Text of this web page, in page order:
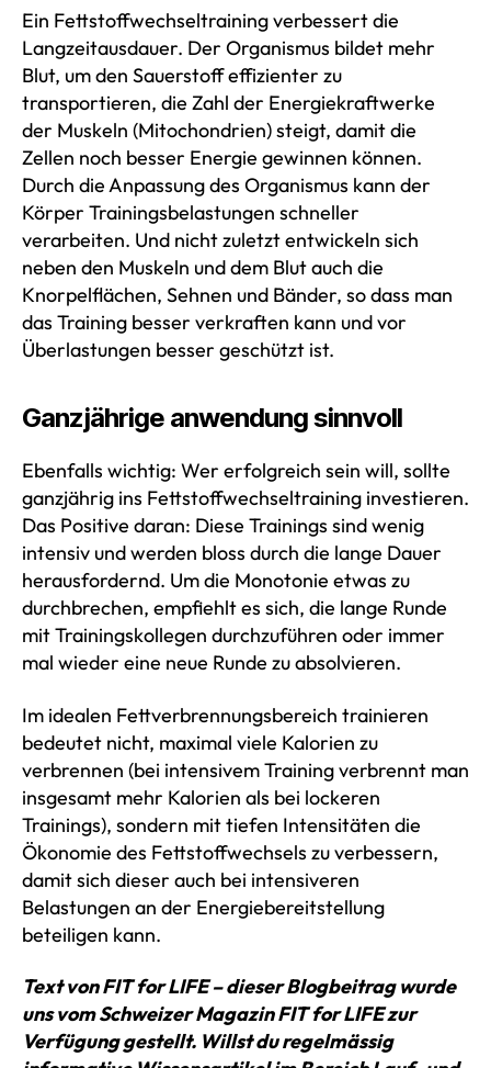
Ein Fettstoffwechseltraining verbessert die
Langzeitausdauer. Der Organismus bildet mehr
Blut, um den Sauerstoff effizienter zu
transportieren, die Zahl der Energiekraftwerke
der Muskeln (Mitochondrien) steigt, damit die
Zellen noch besser Energie gewinnen können.
Durch die Anpassung des Organismus kann der
Körper Trainingsbelastungen schneller
verarbeiten. Und nicht zuletzt entwickeln sich
neben den Muskeln und dem Blut auch die
Knorpelflächen, Sehnen und Bänder, so dass man
das Training besser verkraften kann und vor
Überlastungen besser geschützt ist.
Ganzjährige anwendung sinnvoll
Ebenfalls wichtig: Wer erfolgreich sein will, sollte
ganzjährig ins Fettstoffwechseltraining investieren.
Das Positive daran: Diese Trainings sind wenig
intensiv und werden bloss durch die lange Dauer
herausfordernd. Um die Monotonie etwas zu
durchbrechen, empfiehlt es sich, die lange Runde
mit Trainingskollegen durchzuführen oder immer
mal wieder eine neue Runde zu absolvieren.
Im idealen Fettverbrennungsbereich trainieren
bedeutet nicht, maximal viele Kalorien zu
verbrennen (bei intensivem Training verbrennt man
insgesamt mehr Kalorien als bei lockeren
Trainings), sondern mit tiefen Intensitäten die
Ökonomie des Fettstoffwechsels zu verbessern,
damit sich dieser auch bei intensiveren
Belastungen an der Energiebereitstellung
beteiligen kann.
Text von FIT for LIFE – dieser Blogbeitrag wurde
uns vom Schweizer Magazin FIT for LIFE zur
Verfügung gestellt. Willst du regelmässig